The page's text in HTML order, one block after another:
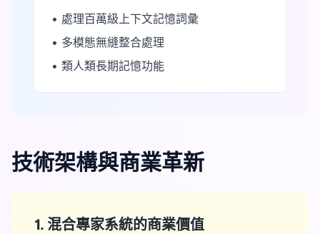
• 處理百萬級上下文記憶詞彙
• 多模態無縫整合處理
• 類人類長期記憶功能
技術架構與商業革新
1. 混合專家系統的商業價值